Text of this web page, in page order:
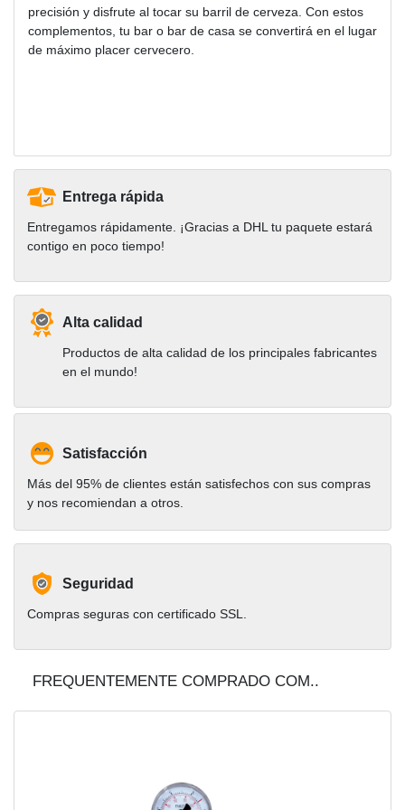
precisión y disfrute al tocar su barril de cerveza. Con estos
complementos, tu bar o bar de casa se convertirá en el lugar
de máximo placer cervecero.
Entrega rápida
Entregamos rápidamente. ¡Gracias a DHL tu paquete estará
contigo en poco tiempo!
Alta calidad
Productos de alta calidad de los principales fabricantes
en el mundo!
Satisfacción
Más del 95% de clientes están satisfechos con sus compras
y nos recomiendan a otros.
Seguridad
Compras seguras con certificado SSL.
FREQUENTEMENTE COMPRADO COM..